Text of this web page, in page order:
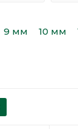
9 мм 10 мм